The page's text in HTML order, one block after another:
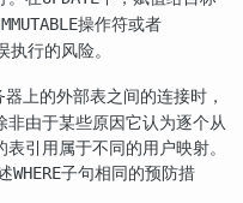
操作符或者
行的风险。
上的外部表之间的连接时，
由于某些原因它认为逐个从
引用属于不同的用户映射。
WHERE子句相同的预防措